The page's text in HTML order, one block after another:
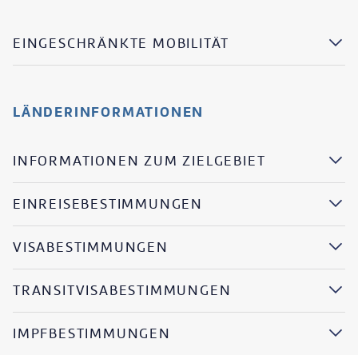
EINGESCHRÄNKTE MOBILITÄT
LÄNDERINFORMATIONEN
INFORMATIONEN ZUM ZIELGEBIET
EINREISEBESTIMMUNGEN
VISABESTIMMUNGEN
TRANSITVISABESTIMMUNGEN
IMPFBESTIMMUNGEN